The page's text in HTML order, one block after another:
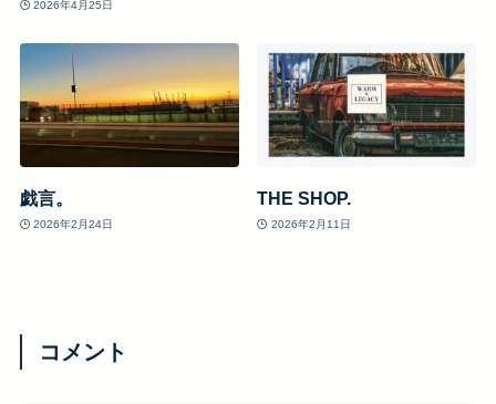
2026年4月25日
戯言。
2026年2月24日
THE SHOP.
2026年2月11日
コメント